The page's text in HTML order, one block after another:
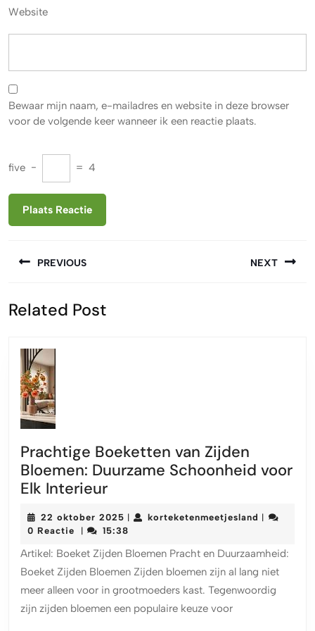
Website
Bewaar mijn naam, e-mailadres en website in deze browser
voor de volgende keer wanneer ik een reactie plaats.
five − = 4
PREVIOUS
bericht:
NEXT
Related Post
Prachtige Boeketten van Zijden
Bloemen: Duurzame Schoonheid voor
Elk InterieurPrachtige
van
Bloemen:
Duurzame
Schoonheid
voor
22 oktober 2025 22
oktober
| korteketenmeetjesland |
0 Reactie | 15:38
Artikel: Boeket Zijden Bloemen Pracht en Duurzaamheid:
Boeket Zijden Bloemen Zijden bloemen zijn al lang niet
meer alleen voor in grootmoeders kast. Tegenwoordig
zijn zijden bloemen een populaire keuze voor